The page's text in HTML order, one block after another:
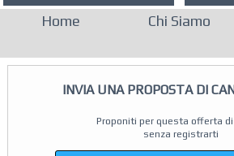
Home Chi Siamo
INVIA UNA PROPOSTA DI
Proponiti per questa offerta di
senza registrarti